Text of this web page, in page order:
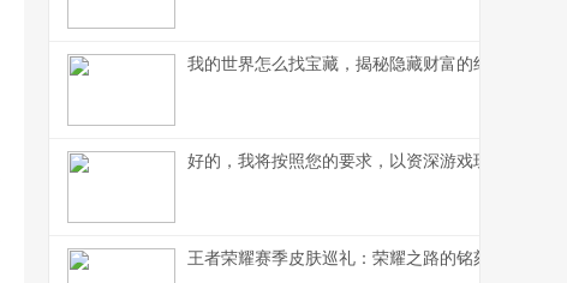
我的世界怎么找宝藏，揭秘隐藏财富的终极指南
好的，我将按照您的要求，以资深游戏玩家的角
王者荣耀赛季皮肤巡礼：荣耀之路的铭刻与馈赠